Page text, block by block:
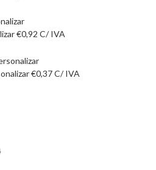
€0,92 C/ IVA
€0,37C/ IVA